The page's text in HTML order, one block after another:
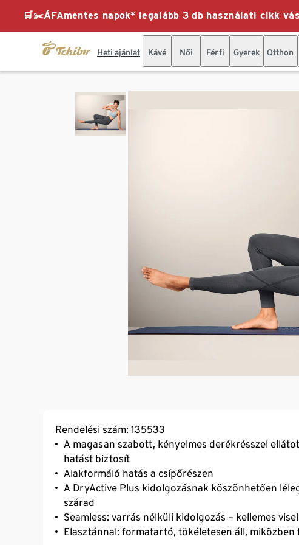
🛒✂️ÁFAmentes napok* legalább 3 db használati cikk
Heti ajánlat Kávé Női Férfi Gyerek Otthon
Rendelési szám: 135533
A magasan szabott, kényelmes derékrésszel
hatást biztosít
Alakformáló hatás a csípőrészen
A DryActive Plus kidolgozásnak köszönhetően
szárad
Seamless: varrás nélküli kidolgozás – kellemes
Elasztánnal: formatartó, tökéletesen áll,